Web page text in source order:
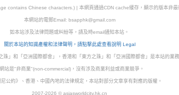
contains Chinese characters.) | 本網頁通過CDN cache緩存，顯示的版本非最
本網站的電郵Email: bsapphk@gmail.com
如本站涉及法律問題或糾紛等，請及時email通知本站。
關於本站的知識產權和法律聲明，請點擊此處查看說明 Legal
珠」和「亞洲國際都會」，香港和「東方之珠」和「亞洲國際都會」是本站的業
站是"非商業"(non-commercial)，沒有涉及商業利益或商業競爭。
公約》、香港、中國內地的法律規定，本站對部分文章享有對應的版權。
2007-2026 © asiasworldcity.hk.cn